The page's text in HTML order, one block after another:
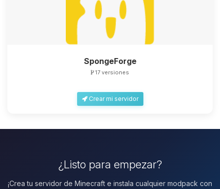
SpongeForge
17 versiones
Crear mi servidor
¿Listo para empezar?
¡Crea tu servidor de Minecraft e instala cualquier modpack con